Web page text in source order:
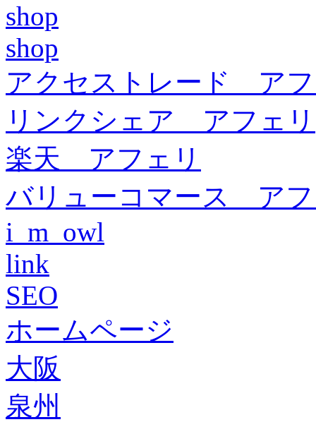
shop
shop
アクセストレード ア
リンクシェア アフェリ
楽天 アフェリ
バリューコマース ア
i_m_owl
link
SEO
ホームページ
大阪
泉州